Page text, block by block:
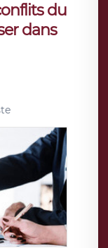
du
dans